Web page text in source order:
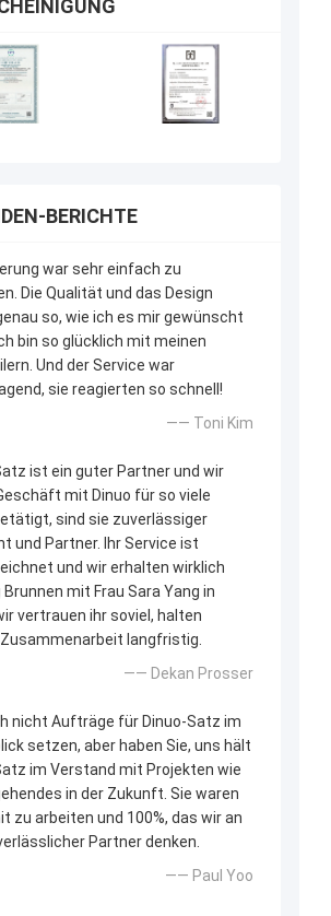
BERICHTE
war sehr einfach zu
Die Qualität und das Design
so, wie ich es mir gewünscht
bin so glücklich mit meinen
Und der Service war
sie reagierten so schnell!
—— Toni Kim
ist ein guter Partner und wir
mit Dinuo für so viele
sind sie zuverlässiger
und Partner. Ihr Service ist
und wir erhalten wirklich
mit Frau Sara Yang in
vertrauen ihr soviel, halten
langfristig.
—— Dekan Prosser
nicht Aufträge für Dinuo-Satz im
setzen, aber haben Sie, uns hält
im Verstand mit Projekten wie
in der Zukunft. Sie waren
zu arbeiten und 100%, das wir an
Partner denken.
—— Paul Yoo